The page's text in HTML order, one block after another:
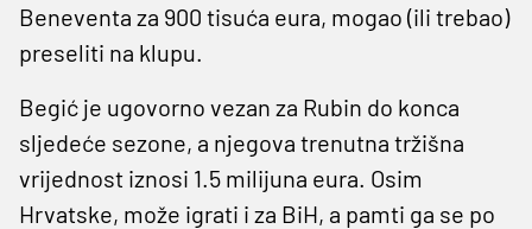
Beneventa za 900 tisuća eura, mogao (ili trebao)
preseliti na klupu.
Begić je ugovorno vezan za Rubin do konca
sljedeće sezone, a njegova trenutna tržišna
vrijednost iznosi 1.5 milijuna eura. Osim
Hrvatske, može igrati i za BiH, a pamti ga se po